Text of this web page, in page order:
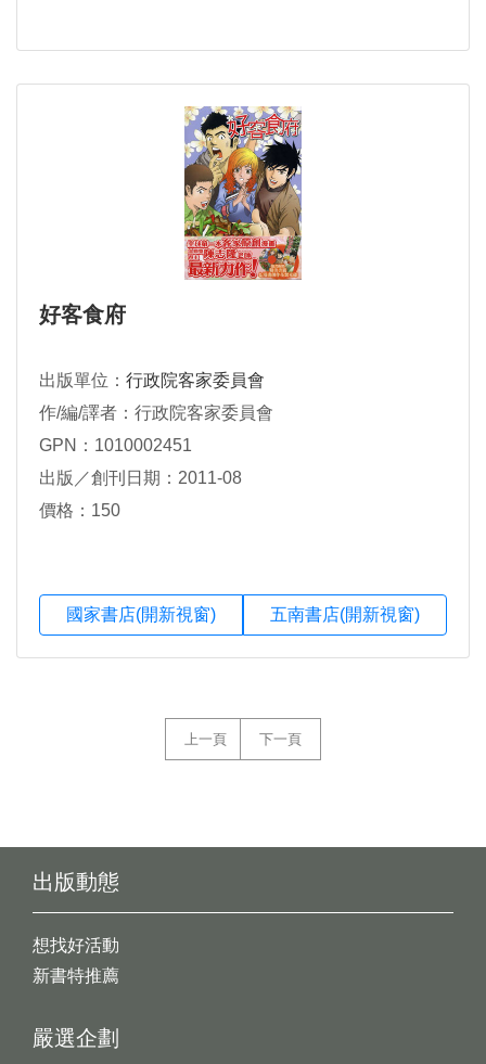
好客食府
出版單位： 行政院客家委員會
作/編/譯者：行政院客家委員會
GPN：1010002451
出版／創刊日期：2011-08
價格：150
國家書店(開新視窗) 五南書店(開新視窗)
上一頁 下一頁
出版動態
想找好活動
新書特推薦
嚴選企劃